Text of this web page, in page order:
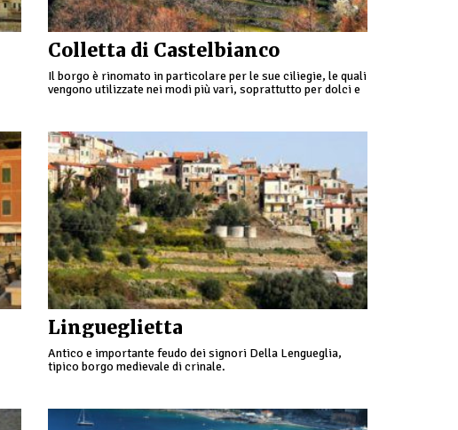
Colletta di Castelbianco
Il borgo è rinomato in particolare per le sue ciliegie, le quali
vengono utilizzate nei modi più vari, soprattutto per dolci e
Lingueglietta
Antico e importante feudo dei signori Della Lengueglia,
tipico borgo medievale di crinale.